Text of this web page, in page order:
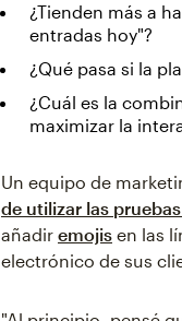
¿Tienden más a
entradas hoy"?
¿Qué pasa si la
¿Cuál es la
maximizar la
Un equipo de
de utilizar las
añadir emojis en las
electrónico de sus